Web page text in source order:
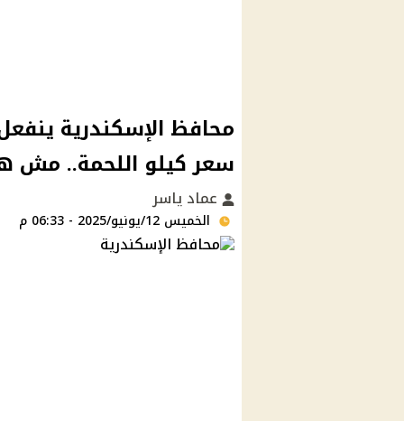
محافظ الإسكندرية
سعر كيلو اللحمة.. مش
عماد ياسر
الخميس 12/يونيو/2025 - 06:33 م